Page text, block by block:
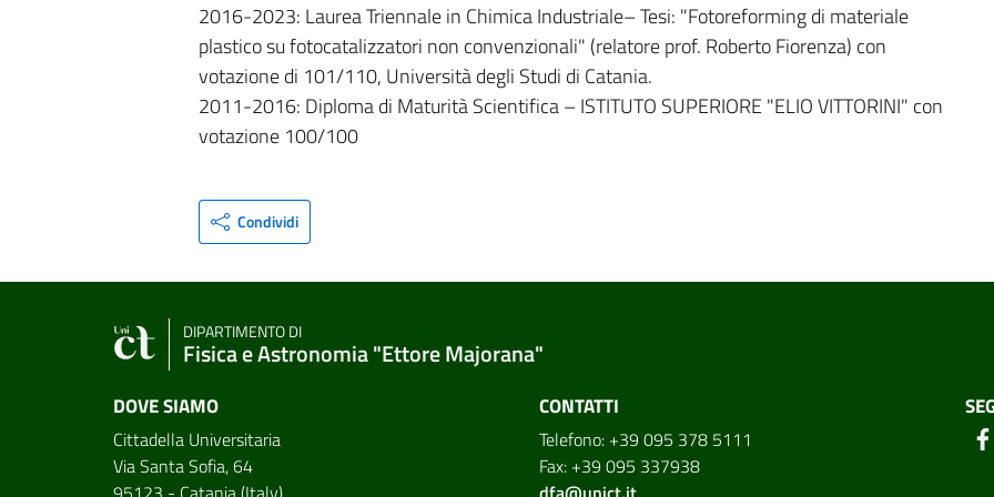
2016-2023: Laurea Triennale in Chimica Industriale– Tesi: "Fotoreforming di materiale
plastico su fotocatalizzatori non convenzionali" (relatore prof. Roberto Fiorenza) con
votazione di 101/110, Università degli Studi di Catania.
2011-2016: Diploma di Maturità Scientifica – ISTITUTO SUPERIORE "ELIO VITTORINI" con
votazione 100/100
Condividi
DIPARTIMENTO DI
Fisica e Astronomia "Ettore Majorana"
DOVE SIAMO
Cittadella Universitaria
Via Santa Sofia, 64
CONTATTI
Telefono: +39 095 378 5111
Fax: +39 095 337938